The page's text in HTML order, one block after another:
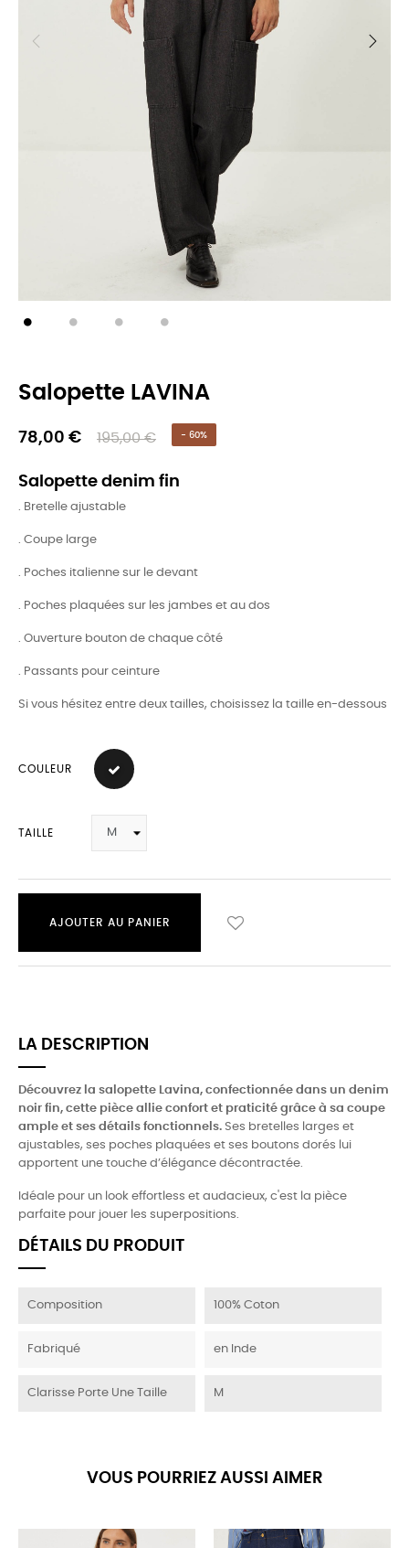
Salopette LAVINA
78,00 € 195,00 € - 60%
Salopette denim fin
. Bretelle ajustable
. Coupe large
. Poches italienne sur le devant
. Poches plaquées sur les jambes et au dos
. Ouverture bouton de chaque côté
. Passants pour ceinture
Si vous hésitez entre deux tailles, choisissez la taille en-dessous
COULEUR
TAILLE
AJOUTER AU PANIER
LA DESCRIPTION
Découvrez la salopette Lavina, confectionnée dans un denim
noir fin, cette pièce allie confort et praticité grâce à sa coupe
ample et ses détails fonctionnels. Ses bretelles larges et
ajustables, ses poches plaquées et ses boutons dorés lui
apportent une touche d’élégance décontractée.
Idéale pour un look effortless et audacieux, c'est la pièce
parfaite pour jouer les superpositions.
DÉTAILS DU PRODUIT
Composition 100% Coton
Fabriqué en Inde
Clarisse Porte Une Taille M
VOUS POURRIEZ AUSSI AIMER